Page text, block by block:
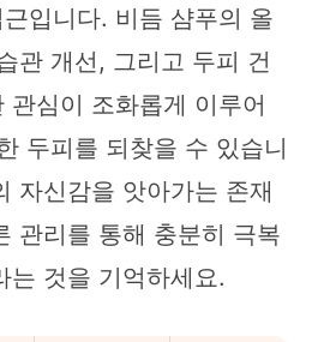
입니다. 비듬 샴푸의 올
관 개선, 그리고 두피 건
관심이 조화롭게 이루어
두피를 되찾을 수 있습니
자신감을 앗아가는 존재
관리를 통해 충분히 극복
는 것을 기억하세요.